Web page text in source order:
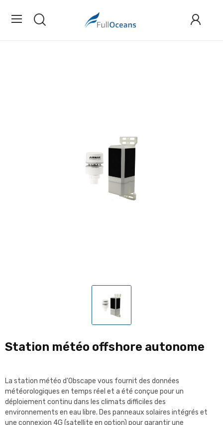
Station météo offshore autonome
La station météo d'Obscape vous fournit des données
météorologiques en temps réel et a été conçue pour un
déploiement continu dans les climats difficiles des
environnements en eau libre. Des panneaux solaires intégrés et
une connexion 4G (satellite en option) pour garantir une